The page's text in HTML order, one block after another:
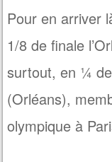
Pour en arriver
1/8 de finale
surtout, en ¼
(Orléans),
olympique à